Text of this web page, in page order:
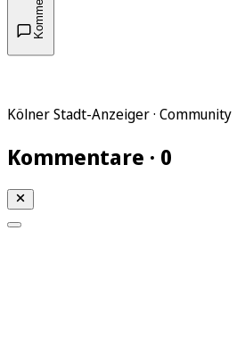
Kölner Stadt-Anzeiger · Community
Kommentare · 0